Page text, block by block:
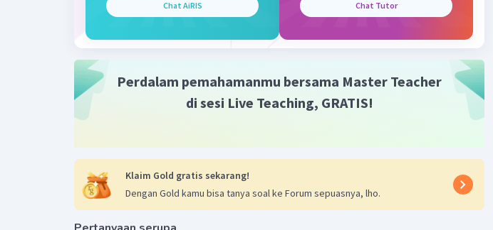
diimpor) adat dan minoritas penyerbu asing
Chat AiRIS Chat Tutor
Perdalam pemahamanmu bersama Master Teacher
di sesi Live Teaching, GRATIS!
Klaim Gold gratis sekarang!
Dengan Gold kamu bisa tanya soal ke Forum sepuasnya, lho.